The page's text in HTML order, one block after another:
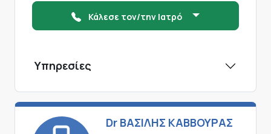
Κάλεσε τον/την Ιατρό
Υπηρεσίες
Dr ΒΑΣΙΛΗΣ ΚΑΒΒΟΥΡΑΣ